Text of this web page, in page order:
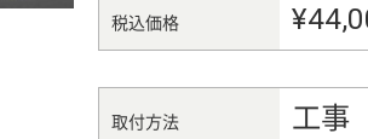
税込価格
取付方法 工事